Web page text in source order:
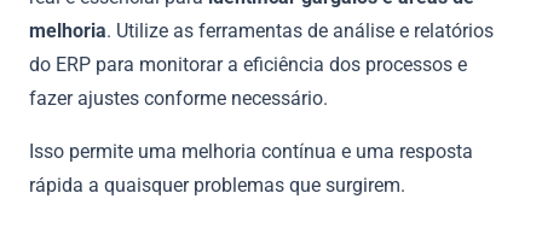
melhoria. Utilize as ferramentas de análise e relatórios
do ERP para monitorar a eficiência dos processos e
fazer ajustes conforme necessário.
Isso permite uma melhoria contínua e uma resposta
rápida a quaisquer problemas que surgirem.